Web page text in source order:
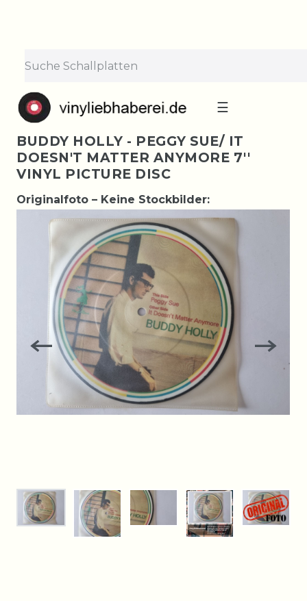
☰
BUDDY HOLLY - PEGGY SUE/ IT
DOESN'T MATTER ANYMORE 7''
VINYL PICTURE DISC
Originalfoto – Keine Stockbilder: